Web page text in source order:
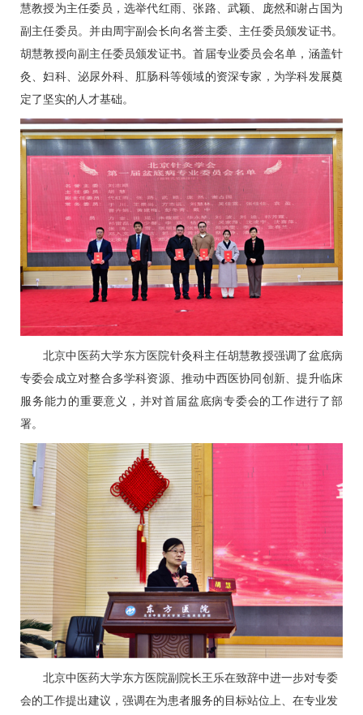
慧教授为主任委员，选举代红雨 、张路、武颖、庞然和谢占国为
副主任委员。并由周宇副会长向名誉主委、主任委员颁发证书。
胡慧教授向副主任委员颁发证书。首届专业委员会名单，涵盖针
灸、妇科、泌尿外科、 肛肠科等领域的资深专家，为学科发展奠
定了坚实的人才基础。
北京中医药大学东方医院针灸科主任胡慧教授强调了盆底病
专委会成立对整合多学科资源、推动中西医协同创新、提升临床
服务能力的重要意义，并对首届盆底病专委会的工作进行了部
署。
北京中医药大学东方医院副院长王乐在致辞中进一步对专委
会的工作提出建议，强调在为患者服务的目标站位上、在专业发